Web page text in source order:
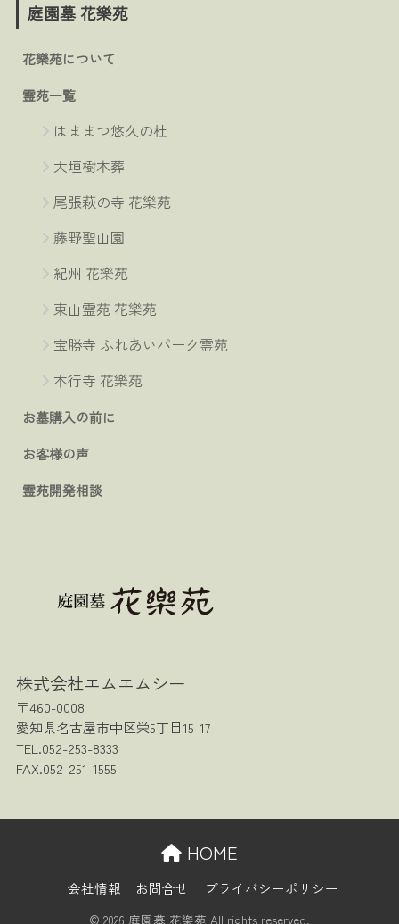
庭園墓 花樂苑
花樂苑について
霊苑一覧
はままつ悠久の杜
大垣樹木葬
尾張萩の寺 花樂苑
藤野聖山園
紀州 花樂苑
東山霊苑 花樂苑
宝勝寺 ふれあいパーク霊苑
本行寺 花樂苑
お墓購入の前に
お客様の声
霊苑開発相談
株式会社エムエムシー
〒460-0008
愛知県名古屋市中区栄5丁目15-17
TEL.052-253-8333
FAX.052-251-1555
HOME
会社情報 お問合せ プライバシーポリシー
© 2026 庭園墓 花樂苑 All rights reserved.